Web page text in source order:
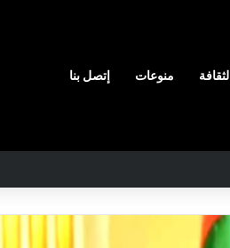
الثقافة منوعات إتصل بنا